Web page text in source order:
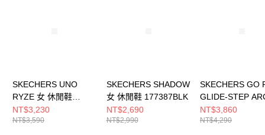
SKECHERS UNO
RYZE 女 休閒鞋
177606LTGY
NT$3,230
NT$3,590
SKECHERS SHADOW
女 休閒鞋 177387BLK
NT$2,690
NT$2,990
SKECHERS GO
GLIDE-STEP
FIT 男 跑步鞋
221120GRY
NT$3,860
NT$4,290